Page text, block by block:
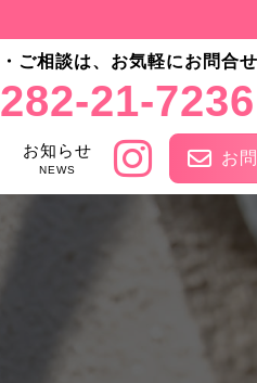
ご相談は、お気軽にお問合
21-7236
お知らせ
NEWS
お